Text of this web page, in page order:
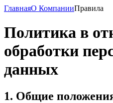
ГлавнаяО КомпанииПравила
Политика в
обработки
данных
1. Общие